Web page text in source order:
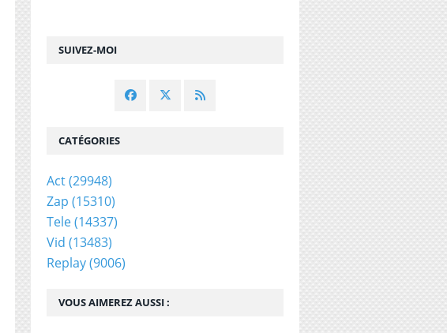
SUIVEZ-MOI
VOUS AIMEREZ AUSSI :
CATÉGORIES
Act(29948)
Zap (15310)
Tele(14337)
Vid (13483)
Replay(9006)